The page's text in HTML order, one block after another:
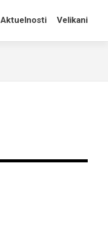
Aktuelnosti Velikani